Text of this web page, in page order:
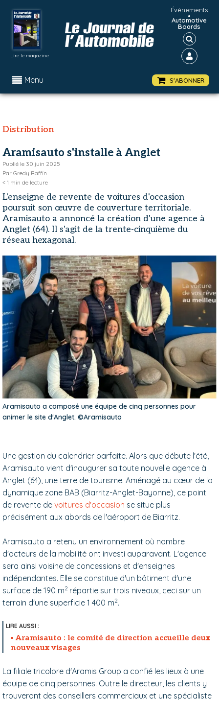
Lire le magazine
Événements
•
Automotive
Boards
Menu S'ABONNER
Distribution
Aramisauto s'installe à Anglet
Publié le 30 juin 2025
Par Gredy Raffin
< 1 min de lecture
L'enseigne de revente de voitures d'occasion
poursuit son œuvre de couverture territoriale.
Aramisauto a annoncé la création d'une agence à
Anglet (64). Il s'agit de la trente-cinquième du
réseau hexagonal.
Aramisauto a composé une équipe de cinq personnes pour
animer le site d'Anglet. ©Aramisauto
Une gestion du calendrier parfaite. Alors que débute l'été,
Aramisauto vient d'inaugurer sa toute nouvelle agence à
Anglet (64), une terre de tourisme. Aménagé au cœur de la
dynamique zone BAB (Biarritz-Anglet-Bayonne), ce point
de revente de voitures d'occasion se situe plus
précisément aux abords de l'aéroport de Biarritz.
Aramisauto a retenu un environnement où nombre
d'acteurs de la mobilité ont investi auparavant. L'agence
sera ainsi voisine de concessions et d'enseignes
indépendantes. Elle se constitue d'un bâtiment d'une
surface de 190 m2 répartie sur trois niveaux, ceci sur un
terrain d'une superficie 1 400 m2.
Aramisauto : le comité de direction accueille deux
nouveaux visages
La filiale tricolore d'Aramis Group a confié les lieux à une
équipe de cinq personnes. Outre le directeur, les clients y
trouveront des conseillers commerciaux et une spécialiste